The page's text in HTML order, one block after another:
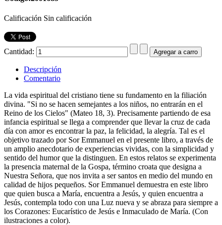
Calificación Sin calificación
Cantidad:
Descripción
Comentario
La vida espiritual del cristiano tiene su fundamento en la filiación
divina. "Si no se hacen semejantes a los niños, no entrarán en el
Reino de los Cielos" (Mateo 18, 3). Precisamente partiendo de esa
infancia espiritual se llega a comprender que llevar la cruz de cada
día con amor es encontrar la paz, la felicidad, la alegría. Tal es el
objetivo trazado por Sor Emmanuel en el presente libro, a través de
un amplio anecdotario de experiencias vividas, con la simplicidad y
sentido del humor que la distinguen. En estos relatos se experimenta
la presencia maternal de la Gospa, término croata que designa a
Nuestra Señora, que nos invita a ser santos en medio del mundo en
calidad de hijos pequeños. Sor Emmanuel demuestra en este libro
que quien busca a María, encuentra a Jesús, y quien encuentra a
Jesús, contempla todo con una Luz nueva y se abraza para siempre a
los Corazones: Eucarístico de Jesús e Inmaculado de María. (Con
ilustraciones a color).